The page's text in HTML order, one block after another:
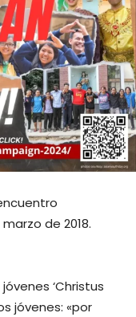
de 2018.
‘Christus
jóvenes: «por